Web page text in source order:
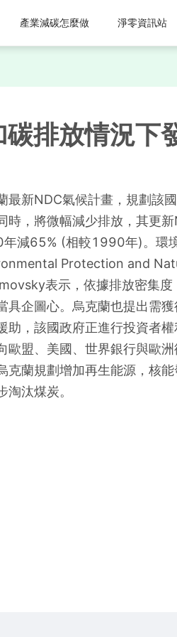
產業減碳怎麼做 淨零資訊站
排放情況下
最新NDC氣候計畫，規劃該
時，將微幅減少排放，其更
減65% (相較1990年)。環
Protection and
表示，依據排放密集度
具企圖心。烏克蘭也提出需
助，該國政府正進行投資者
歐盟、美國、世界銀行與歐
克蘭規劃增加再生能源，核
淘汰煤炭。